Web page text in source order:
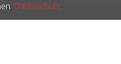
Datenschutz.